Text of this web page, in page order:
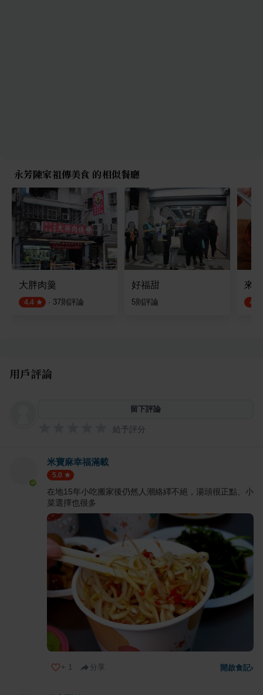
永芳陳家祖傳美食 的相似餐廳
大胖肉羹
4.4 · 37則評論
好福甜
5則評論
來
4.5
用戶評論
留下評論
給予評分
米寶麻幸福滿載
5.0
在地15年小吃搬家後仍然人潮絡繹不絕，湯頭很正點、小
菜選擇也很多
+ 1 分享 開啟食記›